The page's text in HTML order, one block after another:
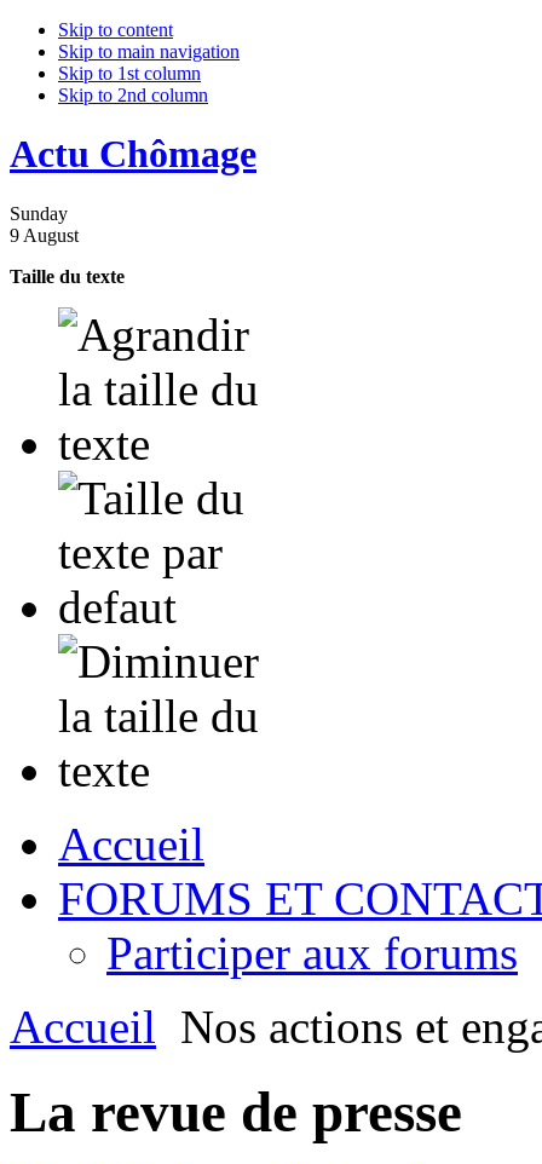
Skip to content
Skip to main navigation
Skip to 1st column
Skip to 2nd column
Actu Chômage
Sunday
9 August
Taille du texte
Accueil
FORUMS ET
Participer aux forums
Accueil Nos actions et
La revue de presse